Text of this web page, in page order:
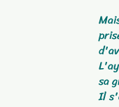
sa
Il